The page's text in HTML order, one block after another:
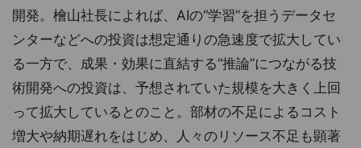
開発。檜山社長によれば、AIの“学習”を担うデータセ
ンターなどへの投資は想定通りの急速度で拡大してい
る一方で、成果・効果に直結する“推論”につながる技
術開発への投資は、予想されていた規模を大きく上回
って拡大しているとのこと。部材の不足によるコスト
増大や納期遅れをはじめ、人々のリソース不足も顕著